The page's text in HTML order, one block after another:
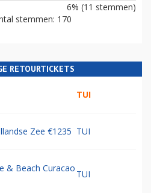
6% (11 stemmen)
stemmen: 170
RETOURTICKETS
TUI
Zee €1235 TUI
& Beach Curacao
TUI